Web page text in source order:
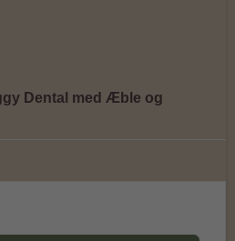
Dental med Æble og